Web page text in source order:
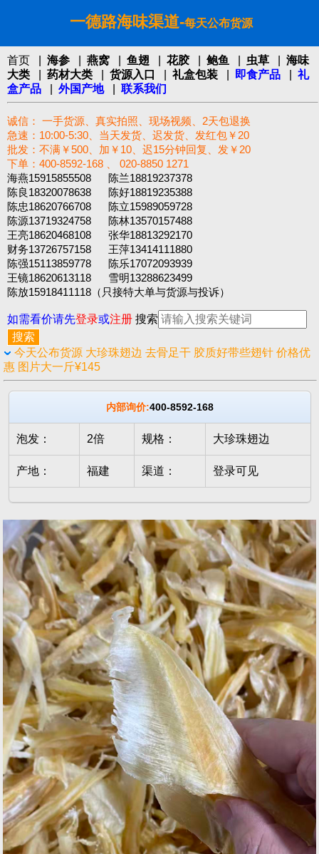
一德路海味渠道-每天公布货源
首页 海参 燕窝 鱼翅 花胶 鲍鱼 虫草
海味
大类
药材大类 货源入口 礼盒包装 即食产品
礼
盒产品
外国产地| 联系我们
诚信： 一手货源、真实拍照、现场视频、2天包退换
急速：10:00-5:30、当天发货、迟发货、发红包￥20
批发：不满￥500、加￥10、迟15分钟回复、发￥20
下单：400-8592-168 、 020-8850 1271‬
海燕15915855508 陈兰18819237378
陈良18320078638 陈好18819235388
陈忠18620766708 陈立15989059728
陈源13719324758 陈林13570157488
王亮18620468108 张华18813292170
财务13726757158 王萍13414111880
陈强15113859778 陈乐17072093939
王镜18620613118 雪明13288623499
陈放15918411118（只接特大单与货源与投诉）
如需看价请先登录或注册 搜索
今天公布货源 大珍珠翅边 去骨足干 胶质好带些翅针 价格优
惠 图片大一斤¥145
内部询价:400-8592-168
泡发： 2倍 规格： 大珍珠翅边
产地： 福建 渠道： 登录可见